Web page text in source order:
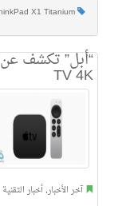
X1 Titanium
TV 4K‎
آخر الأخبار, أخبار التقنية